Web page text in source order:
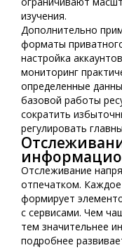
изучения.
Дополнительно
форматы
настройка
мониторинг
определенные
базовой работы
сократить
регулировать
Отслеживание
отпечатком.
формирует
с сервисами. Чем
тем значительнее
подробнее